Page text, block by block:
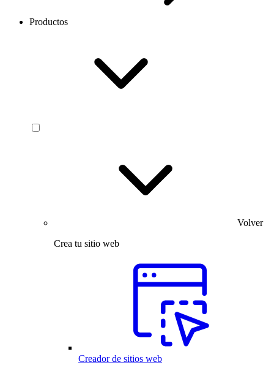
Productos
Volver
Crea tu sitio web
Creador de sitios web